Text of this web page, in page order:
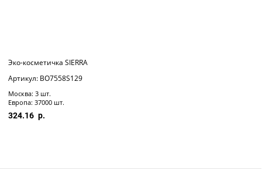
Эко-косметичка SIERRA
Артикул: BO7558S129
Москва: 3 шт.
Европа: 37000 шт.
324.16